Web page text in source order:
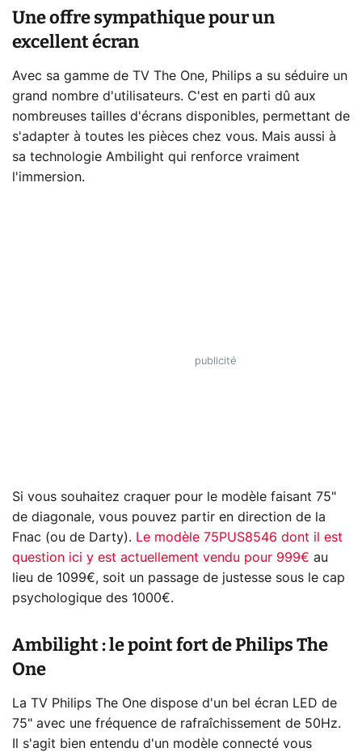
Une offre sympathique pour un
excellent écran
Avec sa gamme de TV The One, Philips a su séduire un
grand nombre d'utilisateurs. C'est en parti dû aux
nombreuses tailles d'écrans disponibles, permettant de
s'adapter à toutes les pièces chez vous. Mais aussi à
sa technologie Ambilight qui renforce vraiment
l'immersion.
Si vous souhaitez craquer pour le modèle faisant 75"
de diagonale, vous pouvez partir en direction de la
Fnac (ou de Darty). Le modèle 75PUS8546 dont il est
question ici y est actuellement vendu pour 999€ au
lieu de 1099€, soit un passage de justesse sous le cap
psychologique des 1000€.
Ambilight : le point fort de Philips The
One
La TV Philips The One dispose d'un bel écran LED de
75" avec une fréquence de rafraîchissement de 50Hz.
Il s'agit bien entendu d'un modèle connecté vous